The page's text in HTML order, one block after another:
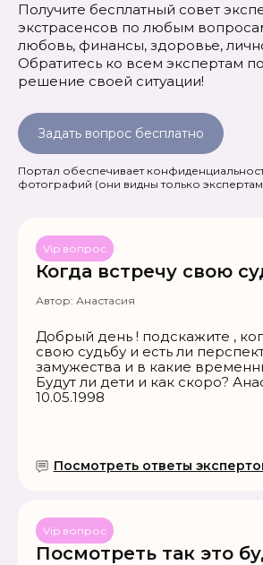
Получите бесплатный совет
экстрасенсов по любым
любовь, финансы, здоровье,
Обратитесь ко всем экспертам
решение своей ситуации!
Задать вопрос бесплатно
Портал обеспечивает
фотографий (они видны только
Когда встречу свою
Vip вопрос
Автор: Анастасия
Добрый день ! подскажите ,
свою судьбу и есть ли
замужества и в какие
Будут ли дети и как скоро?
10.05.1998
Посмотреть ответы
Посмотреть так это
Vip вопрос